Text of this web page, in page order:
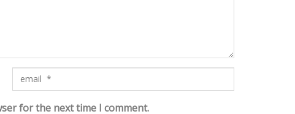
for the next time I comment.